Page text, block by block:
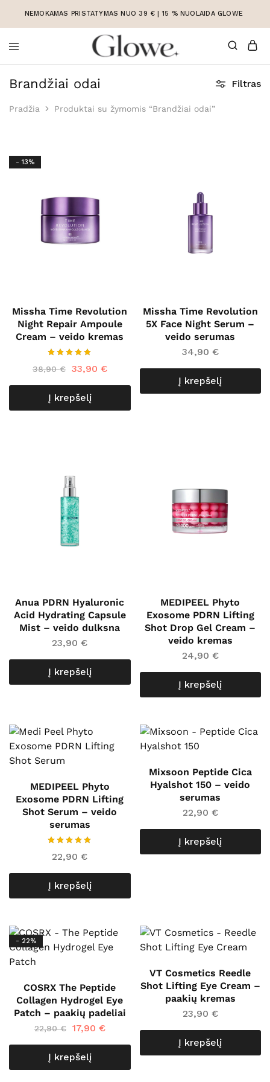
NEMOKAMAS PRISTATYMAS NUO 39 € | 15 % NUOLAIDA GLOWE
Korėjietiška
kosmetika
Korėjietiška
kosmetika
internetu
Brandžiai odai
Pradžia Produktai su žymomis “Brandžiai odai”
Filtras
- 13%
Missha Time Revolution
Night Repair Ampoule
Cream – veido kremas
38,90€ 33,90 €
Į krepšelį
Missha Time Revolution
5X Face Night Serum –
veido serumas
34,90 €
Į krepšelį
Anua PDRN Hyaluronic
Acid Hydrating Capsule
Mist – veido dulksna
23,90€
Į krepšelį
MEDIPEEL Phyto
Exosome PDRN Lifting
Shot Drop Gel Cream –
veido kremas
24,90 €
Į krepšelį
MEDIPEEL Phyto
Exosome PDRN Lifting
Shot Serum – veido
serumas
22,90€
Į krepšelį
Mixsoon Peptide Cica
Hyalshot 150 – veido
serumas
22,90 €
Į krepšelį
- 22%
COSRX The Peptide
Collagen Hydrogel Eye
Patch – paakių padeliai
22,90€ 17,90 €
Į krepšelį
VT Cosmetics Reedle
Shot Lifting Eye Cream –
paakių kremas
23,90 €
Į krepšelį